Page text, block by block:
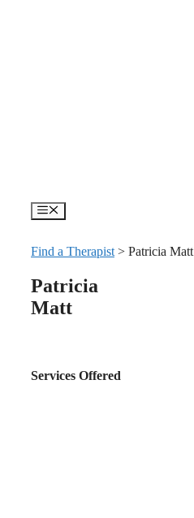
Menu
Find a Therapist > Patricia Matt
Patricia
Matt
Services Offered